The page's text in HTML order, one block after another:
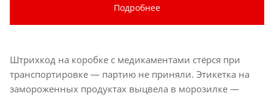
Подробнее
Штрихкод на коробке с медикаментами стёрся при
транспортировке — партию не приняли. Этикетка на
замороженных продуктах выцвела в морозилке —